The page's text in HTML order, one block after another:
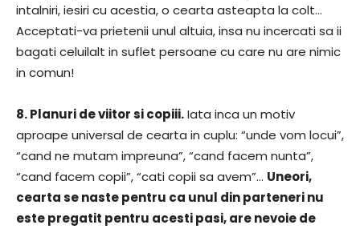
intalniri, iesiri cu acestia, o cearta asteapta la colt…
Acceptati-va prietenii unul altuia, insa nu incercati sa ii
bagati celuilalt in suflet persoane cu care nu are nimic
in comun!
8. Planuri de viitor si copiii.Iata inca un motiv
aproape universal de cearta in cuplu: “unde vom locui”,
“cand ne mutam impreuna”, “cand facem nunta”,
“cand facem copii”, “cati copii sa avem”… Uneori,
cearta se naste pentru ca unul din parteneri nu
este pregatit pentru acesti pasi, are nevoie de